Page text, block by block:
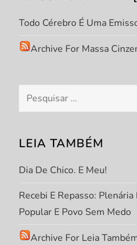
n
a
ç
ã
o
d
e
Todo Cérebro É Uma
Archive For Massa
Pesquisar
por:
LEIA TAMBÉM
Dia De Chico. E Meu!
Recebi E Repasso:
Popular E Povo Sem Medo
Archive For Leia